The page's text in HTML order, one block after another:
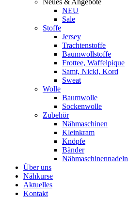
Neues & Angebote
NEU
Sale
Stoffe
Jersey
Trachtenstoffe
Baumwollstoffe
Frottee, Waffelpique
Samt, Nicki, Kord
Sweat
Wolle
Baumwolle
Sockenwolle
Zubehör
Nähmaschinen
Kleinkram
Knöpfe
Bänder
Nähmaschinennadeln
Über uns
Nähkurse
Aktuelles
Kontakt